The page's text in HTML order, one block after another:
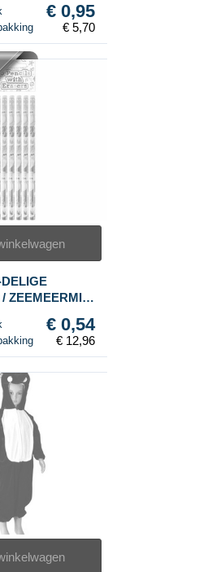
€ 0,95
€ 5,70
ZEEMEERMIN
(24SETS.)
€ 0,54
€ 12,96